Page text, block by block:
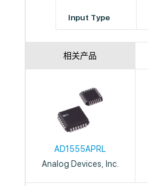
Input Type
相关产品
AD1555APRL
Analog Devices, Inc.